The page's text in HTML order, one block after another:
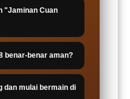
"Jaminan Cuan
benar-benar aman?
dan mulai bermain di